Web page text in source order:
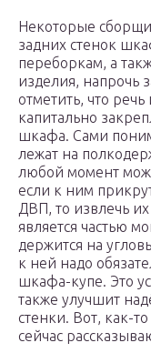
Некоторые
задних стенок
переборкам, а
изделия, напрочь
отметить, что
капитально
шкафа. Сами
лежат на
любой момент
если к ним
ДВП, то извлечь
является частью
держится на
к ней надо
шкафа-купе. Это
также улучшит
стенки. Вот, как-
сейчас